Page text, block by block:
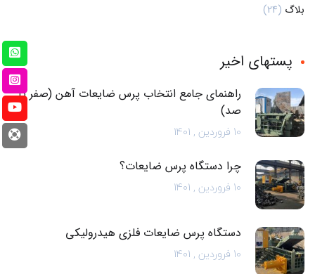
بلاگ (24)
پستهای اخیر
راهنمای جامع انتخاب پرس ضایعات آهن (صفر تا
صد)
10 فروردین , 1401
چرا دستگاه پرس ضایعات؟
10 فروردین , 1401
دستگاه پرس ضایعات فلزی هیدرولیکی
10 فروردین , 1401